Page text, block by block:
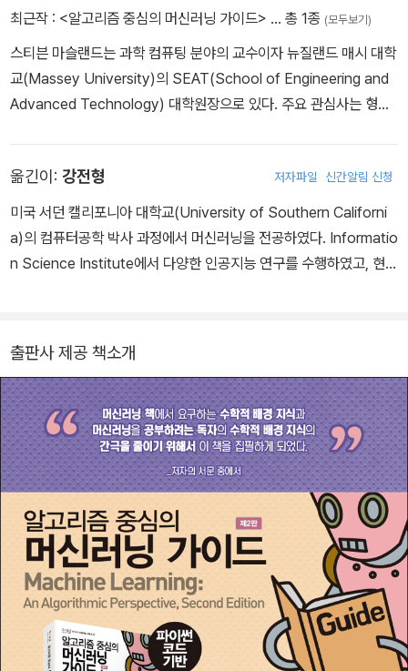
최근작 : <알고리즘 중심의 머신러닝 가이드> … 총 1종 (모두보기)
스티븐 마슬랜드는 과학 컴퓨팅 분야의 교수이자 뉴질랜드 매시 대학
교(Massey University)의 SEAT(School of Engineering and
Advanced Technology) 대학원장으로 있다. 주요 관심사는 형태
옮긴이: 강전형 저자파일 신간알림 신청
미국 서던 캘리포니아 대학교(University of Southern Californi
a)의 컴퓨터공학 박사 과정에서 머신러닝을 전공하였다. Informatio
n Science Institute에서 다양한 인공지능 연구를 수행하였고, 현재
사에서 다양한 머신러닝 프로젝트를 수행했다. - 2008년 아주 대학
교 컴퓨터공학부 학사 학위 취득 - 2010년 서던 캘리포니아 대학교
에서 컴퓨터공학 석사 학위 취득 - 2015년 서던 캘리포니아 대학교
에서 컴퓨터공학 박사 학위 취득 - 현재 구글 마운틴 뷰 본사 근무 중
출판사 제공 책소개